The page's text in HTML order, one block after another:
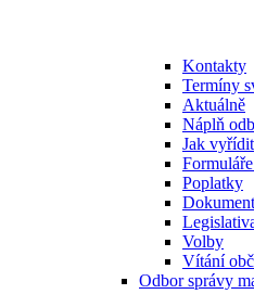
Kontakty
Termíny
Aktuálně
Náplň
Jak vyřídit
Poplatky
Volby
Vítání
Odbor správy